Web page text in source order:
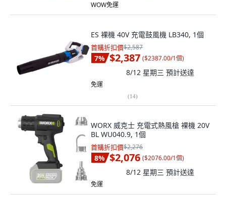
WOW免運
ES 裸機 40V 充電鼓風機 LB340, 1個
首購折扣價$2,587
7% $2,387 ($2387.00/1個)
8/12 星期三 預計送達
免運
(14)
WORX 威克士 充電式熱風槍 裸機 20V
BL WU040.9, 1個
首購折扣價$2,276
8% $2,076 ($2076.00/1個)
8/12 星期三 預計送達
免運